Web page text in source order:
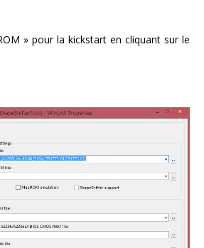
» pour la kickstart en cliquant sur le